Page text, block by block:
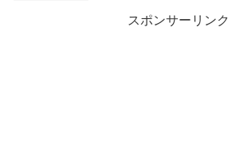
スポンサーリンク